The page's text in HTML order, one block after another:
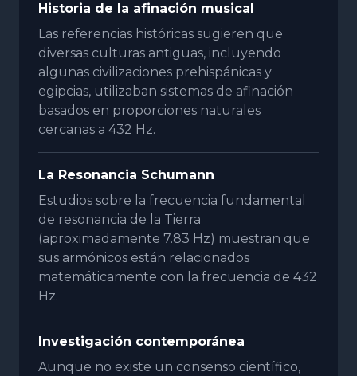
Historia de la afinación musical
Las referencias históricas sugieren que
diversas culturas antiguas, incluyendo
algunas civilizaciones prehispánicas y
egipcias, utilizaban sistemas de afinación
basados en proporciones naturales
cercanas a 432 Hz.
La Resonancia Schumann
Estudios sobre la frecuencia fundamental
de resonancia de la Tierra
(aproximadamente 7.83 Hz) muestran que
sus armónicos están relacionados
matemáticamente con la frecuencia de 432
Hz.
Investigación contemporánea
Aunque no existe un consenso científico,